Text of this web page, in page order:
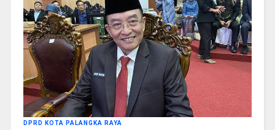
DPRD KOTA PALANGKA RAYA